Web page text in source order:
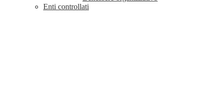
Enti controllati